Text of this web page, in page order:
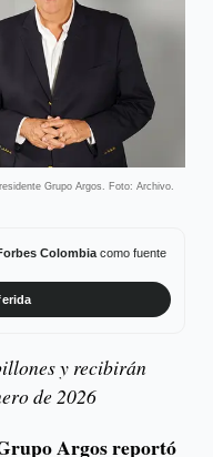
Grupo Argos. Foto: Archivo.
Colombiacomo fuente
y recibirán
de 2026
Argos reportó